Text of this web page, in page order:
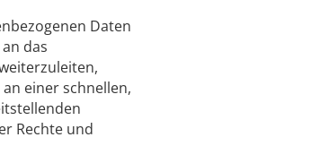
Daten
das
einer schnellen,
Rechte und